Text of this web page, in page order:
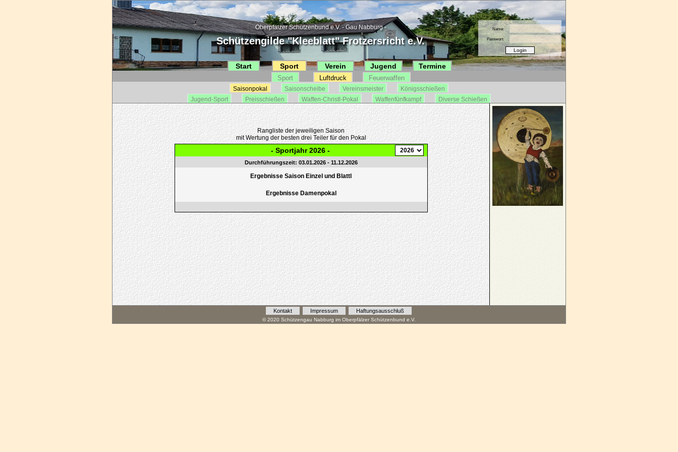
Oberpfälzer Schützenbund e.V. - Gau Nabburg -
Schützengilde "Kleeblatt" Frotzersricht e.V.
Name:
Passwort:
Start Sport Verein Jugend Termine
Sport Luftdruck Feuerwaffen
Saisonpokal Saisonscheibe Vereinsmeister
Königsschießen
Jugend-Sport
Preisschießen Waffen-Christl-Pokal Waffenfünfkampf Diverse Schießen
Rangliste der jeweiligen Saison
mit Wertung der besten drei Teiler für den Pokal
- Sportjahr 2026 -
Durchführungszeit: 03.01.2026 - 11.12.2026
Ergebnisse Saison Einzel und Blattl
Ergebnisse Damenpokal
Kontakt Impressum Haftungsausschluß
© 2020 Schützengau Nabburg im Oberpfälzer Schützenbund e.V.